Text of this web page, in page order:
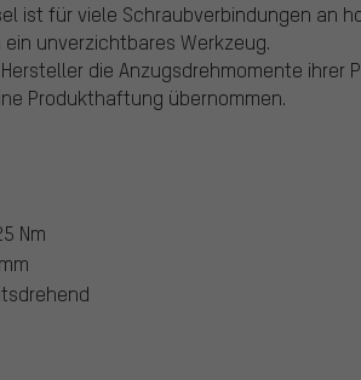
ist für viele Schraubverbindungen an
unverzichtbares Werkzeug.
die Anzugsdrehmomente ihrer
Produkthaftung übernommen.
Nm